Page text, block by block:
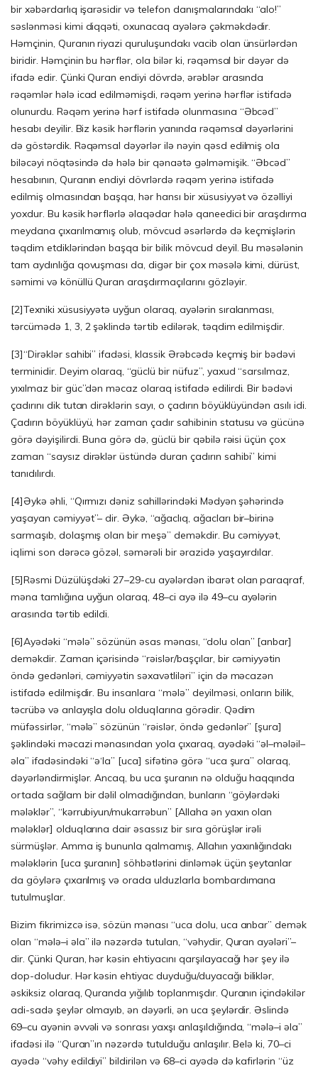
bir xəbərdarlıq işarəsidir və telefon danışmalarındakı “alo!”
səslənməsi kimi diqqəti, oxunacaq ayələrə çəkməkdədir.
Həmçinin, Quranın riyazi quruluşundakı vacib olan ünsürlərdən
biridir. Həmçinin bu hərflər, ola bilər ki, rəqəmsal bir dəyər də
ifadə edir. Çünki Quran endiyi dövrdə, ərəblər arasında
rəqəmlər hələ icad edilməmişdi, rəqəm yerinə hərflər istifadə
olunurdu. Rəqəm yerinə hərf istifadə olunmasına “Əbcəd”
hesabı deyilir. Biz kəsik hərflərin yanında rəqəmsal dəyərlərini
də göstərdik. Rəqəmsal dəyərlər ilə nəyin qəsd edilmiş ola
biləcəyi nöqtəsində də hələ bir qənaətə gəlməmişik. “Əbcəd”
hesabının, Quranın endiyi dövrlərdə rəqəm yerinə istifadə
edilmiş olmasından başqa, hər hansı bir xüsusiyyət və özəlliyi
yoxdur. Bu kəsik hərflərlə əlaqədar hələ qaneedici bir araşdırma
meydana çıxarılmamış olub, mövcud əsərlərdə də keçmişlərin
təqdim etdiklərindən başqa bir bilik mövcud deyil. Bu məsələnin
tam aydınlığa qovuşması da, digər bir çox məsələ kimi, dürüst,
səmimi və könüllü Quran araşdırmaçılarını gözləyir.
[2]Texniki xüsusiyyətə uyğun olaraq, ayələrin sıralanması,
tərcümədə 1, 3, 2 şəklində tərtib edilərək, təqdim edilmişdir.
[3]“Dirəklər sahibi” ifadəsi, klassik Ərəbcədə keçmiş bir bədəvi
terminidir. Deyim olaraq, “güclü bir nüfuz”, yaxud “sarsılmaz,
yıxılmaz bir güc”dən məcaz olaraq istifadə edilirdi. Bir bədəvi
çadırını dik tutan dirəklərin sayı, o çadırın böyüklüyündən asılı idi.
Çadırın böyüklüyü, hər zaman çadır sahibinin statusu və gücünə
görə dəyişilirdi. Buna görə də, güclü bir qəbilə rəisi üçün çox
zaman “saysız dirəklər üstündə duran çadırın sahibi” kimi
tanıdılırdı.
[4]Əykə əhli, “Qırmızı dəniz sahillərindəki Mədyən şəhərində
yaşayan cəmiyyət”– dir. Əykə, “ağaclıq, ağacları bir–birinə
sarmaşıb, dolaşmış olan bir meşə” deməkdir. Bu cəmiyyət,
iqlimi son dərəcə gözəl, səmərəli bir ərazidə yaşayırdılar.
[5]Rəsmi Düzülüşdəki 27–29-cu ayələrdən ibarət olan paraqraf,
məna tamlığına uyğun olaraq, 48–ci ayə ilə 49–cu ayələrin
arasında tərtib edildi.
[6]Ayədəki “mələ” sözünün əsas mənası, “dolu olan” [anbar]
deməkdir. Zaman içərisində “rəislər/başçılar, bir cəmiyyətin
öndə gedənləri, cəmiyyətin səxavətliləri” için də məcazən
istifadə edilmişdir. Bu insanlara “mələ” deyilməsi, onların bilik,
təcrübə və anlayışla dolu olduqlarına görədir. Qədim
müfəssirlər, “mələ” sözünün “rəislər, öndə gedənlər” [şura]
şəklindəki məcazi mənasından yola çıxaraq, ayədəki “əl–mələil–
əla” ifadəsindəki “ə‘la” [uca] sifətinə görə “uca şura” olaraq,
dəyərləndirmişlər. Ancaq, bu uca şuranın nə olduğu haqqında
ortada sağlam bir dəlil olmadığından, bunların “göylərdəki
mələklər”, “kərrubiyun/mukarrəbun” [Allaha ən yaxın olan
mələklər] olduqlarına dair əsassız bir sıra görüşlər irəli
sürmüşlər. Amma iş bununla qalmamış, Allahın yaxınlığındakı
mələklərin [uca şuranın] söhbətlərini dinləmək üçün şeytanlar
da göylərə çıxarılmış və orada ulduzlarla bombardımana
tutulmuşlar.
Bizim fikrimizcə isə, sözün mənası “uca dolu, uca anbar” demək
olan “mələ–i əla” ilə nəzərdə tutulan, “vəhydir, Quran ayələri”–
dir. Çünki Quran, hər kəsin ehtiyacını qarşılayacağı hər şey ilə
dop-doludur. Hər kəsin ehtiyac duyduğu/duyacağı biliklər,
əskiksiz olaraq, Quranda yığılıb toplanmışdır. Quranın içindəkilər
adi-sadə şeylər olmayıb, ən dəyərli, ən uca şeylərdir. Əslində
69–cu ayənin əvvəli və sonrası yaxşı anlaşıldığında, “mələ–i əla”
ifadəsi ilə “Quran”ın nəzərdə tutulduğu anlaşılır. Belə ki, 70–ci
ayədə “vəhy edildiyi” bildirilən və 68–ci ayədə də kafirlərin “üz